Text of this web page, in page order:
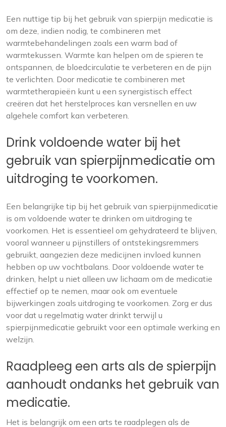
Een nuttige tip bij het gebruik van spierpijn medicatie is
om deze, indien nodig, te combineren met
warmtebehandelingen zoals een warm bad of
warmtekussen. Warmte kan helpen om de spieren te
ontspannen, de bloedcirculatie te verbeteren en de pijn
te verlichten. Door medicatie te combineren met
warmtetherapieën kunt u een synergistisch effect
creëren dat het herstelproces kan versnellen en uw
algehele comfort kan verbeteren.
Drink voldoende water bij het
gebruik van spierpijnmedicatie om
uitdroging te voorkomen.
Een belangrijke tip bij het gebruik van spierpijnmedicatie
is om voldoende water te drinken om uitdroging te
voorkomen. Het is essentieel om gehydrateerd te blijven,
vooral wanneer u pijnstillers of ontstekingsremmers
gebruikt, aangezien deze medicijnen invloed kunnen
hebben op uw vochtbalans. Door voldoende water te
drinken, helpt u niet alleen uw lichaam om de medicatie
effectief op te nemen, maar ook om eventuele
bijwerkingen zoals uitdroging te voorkomen. Zorg er dus
voor dat u regelmatig water drinkt terwijl u
spierpijnmedicatie gebruikt voor een optimale werking en
welzijn.
Raadpleeg een arts als de spierpijn
aanhoudt ondanks het gebruik van
medicatie.
Het is belangrijk om een arts te raadplegen als de